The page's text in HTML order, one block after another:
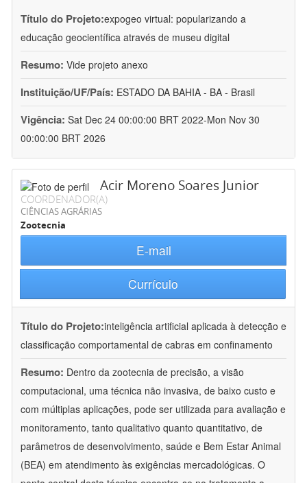
Título do Projeto:expogeo virtual: popularizando a
educação geocientífica através de museu digital
Resumo: Vide projeto anexo
Instituição/UF/País: ESTADO DA BAHIA - BA - Brasil
Vigência: Sat Dec 24 00:00:00 BRT 2022-Mon Nov 30
00:00:00 BRT 2026
Acir Moreno Soares Junior
COORDENADOR(A)
CIÊNCIAS AGRÁRIAS
Zootecnia
E-mail
Currículo
Título do Projeto:inteligência artificial aplicada à detecção e
classificação comportamental de cabras em confinamento
Resumo: Dentro da zootecnia de precisão, a visão
computacional, uma técnica não invasiva, de baixo custo e
com múltiplas aplicações, pode ser utilizada para avaliação e
monitoramento, tanto qualitativo quanto quantitativo, de
parâmetros de desenvolvimento, saúde e Bem Estar Animal
(BEA) em atendimento às exigências mercadológicas. O